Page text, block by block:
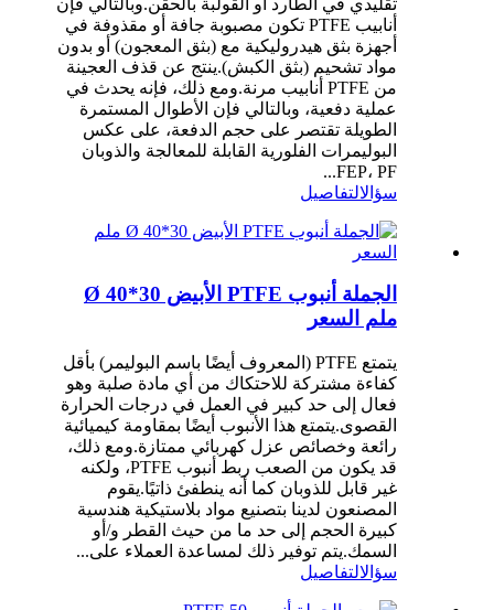
أنابيب PTFE تكون مصبوبة جافة أو مقذوفة في
أجهزة بثق هيدروليكية مع (بثق المعجون) أو بدون
مواد تشحيم (بثق الكبش).ينتج عن قذف العجينة
من PTFE أنابيب مرنة.ومع ذلك، فإنه يحدث في
عملية دفعية، وبالتالي فإن الأطوال المستمرة
الطويلة تقتصر على حجم الدفعة، على عكس
البوليمرات الفلورية القابلة للمعالجة والذوبان
FEP، PF...
سؤالالتفاصيل
الجملة أنبوب PTFE الأبيض Ø 40*30
ملم السعر
يتمتع PTFE (المعروف أيضًا باسم البوليمر) بأقل
كفاءة مشتركة للاحتكاك من أي مادة صلبة وهو
فعال إلى حد كبير في العمل في درجات الحرارة
القصوى.يتمتع هذا الأنبوب أيضًا بمقاومة كيميائية
رائعة وخصائص عزل كهربائي ممتازة.ومع ذلك،
قد يكون من الصعب ربط أنبوب PTFE، ولكنه
غير قابل للذوبان كما أنه ينطفئ ذاتيًا.يقوم
المصنعون لدينا بتصنيع مواد بلاستيكية هندسية
كبيرة الحجم إلى حد ما من حيث القطر و/أو
السمك.يتم توفير ذلك لمساعدة العملاء على...
سؤالالتفاصيل